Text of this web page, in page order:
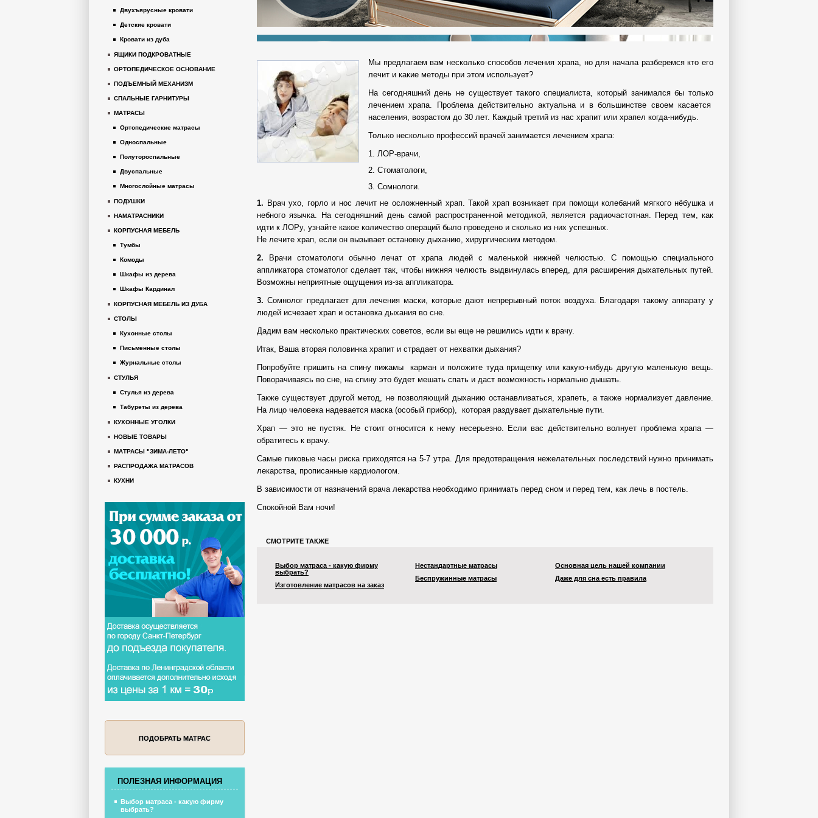
Мы предлагаем вам несколько способов лечения храпа, но для начала разберемся кто его
лечит и какие методы при этом использует?
На сегодняшний день не существует такого специалиста, который занимался бы только
лечением храпа. Проблема действительно актуальна и в большинстве своем касается
населения, возрастом до 30 лет. Каждый третий из нас храпит или храпел когда-нибудь.
Только несколько профессий врачей занимается лечением храпа:
ЛОР-врачи,
Cтоматологи,
Cомнологи.
1. Врач ухо, горло и нос лечит не осложненный храп. Такой храп возникает при помощи колебаний мягкого нёбушка и
небного язычка. На сегодняшний день самой распространенной методикой, является радиочастотная. Перед тем, как
идти к ЛОРу, узнайте какое количество операций было проведено и сколько из них успешных.
Не лечите храп, если он вызывает остановку дыханию, хирургическим методом.
2. Врачи стоматологи обычно лечат от храпа людей с маленькой нижней челюстью. С помощью специального
аппликатора стоматолог сделает так, чтобы нижняя челюсть выдвинулась вперед, для расширения дыхательных путей.
Возможны неприятные ощущения из-за аппликатора.
3. Сомнолог предлагает для лечения маски, которые дают непрерывный поток воздуха. Благодаря такому аппарату у
людей исчезает храп и остановка дыхания во сне.
Дадим вам несколько практических советов, если вы еще не решились идти к врачу.
Итак, Ваша вторая половинка храпит и страдает от нехватки дыхания?
Попробуйте пришить на спину пижамы карман и положите туда прищепку или какую-нибудь другую маленькую вещь.
Поворачиваясь во сне, на спину это будет мешать спать и даст возможность нормально дышать.
Также существует другой метод, не позволяющий дыханию останавливаться, храпеть, а также нормализует давление.
На лицо человека надевается маска (особый прибор), которая раздувает дыхательные пути.
Храп — это не пустяк. Не стоит относится к нему несерьезно. Если вас действительно волнует проблема храпа —
обратитесь к врачу.
Самые пиковые часы риска приходятся на 5-7 утра. Для предотвращения нежелательных последствий нужно принимать
лекарства, прописанные кардиологом.
В зависимости от назначений врача лекарства необходимо принимать перед сном и перед тем, как лечь в постель.
Спокойной Вам ночи!
СМОТРИТЕ ТАКЖЕ
Выбор матраса - какую фирму
выбрать?
Изготовление матрасов на заказ
Нестандартные матрасы
Беспружинные матрасы
Основная цель нашей компании
Даже для сна есть правила
Двухъярусные кровати
Детские кровати
Кровати из дуба
ЯЩИКИ ПОДКРОВАТНЫЕ
ОРТОПЕДИЧЕСКОЕ ОСНОВАНИЕ
ПОДЪЕМНЫЙ МЕХАНИЗМ
СПАЛЬНЫЕ ГАРНИТУРЫ
МАТРАСЫ
Ортопедические матрасы
Односпальные
Полутороспальные
Двуспальные
Многослойные матрасы
ПОДУШКИ
НАМАТРАСНИКИ
КОРПУСНАЯ МЕБЕЛЬ
Тумбы
Комоды
Шкафы из дерева
Шкафы Кардинал
КОРПУСНАЯ МЕБЕЛЬ ИЗ ДУБА
СТОЛЫ
Кухонные столы
Письменные столы
Журнальные столы
СТУЛЬЯ
Стулья из дерева
Табуреты из дерева
КУХОННЫЕ УГОЛКИ
НОВЫЕ ТОВАРЫ
МАТРАСЫ "ЗИМА-ЛЕТО"
РАСПРОДАЖА МАТРАСОВ
КУХНИ
ПОДОБРАТЬ МАТРАС
ПОЛЕЗНАЯ ИНФОРМАЦИЯ
Выбор матраса - какую фирму
выбрать?